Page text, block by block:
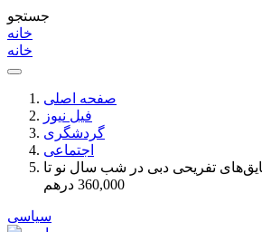
جستجو
خانه
خانه
صفحه اصلی
فیل نیوز
گردشگری
اجتماعی
تفریحی دبی در شب سال نو تا
360,000 درهم
سیاسی